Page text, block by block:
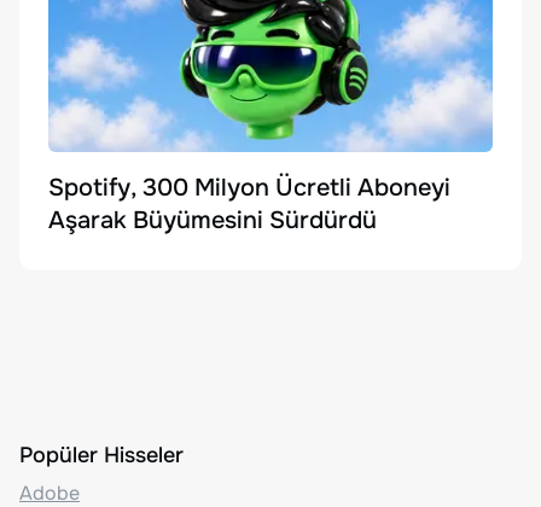
Spotify, 300 Milyon Ücretli Aboneyi
Aşarak Büyümesini Sürdürdü
Popüler Hisseler
Adobe